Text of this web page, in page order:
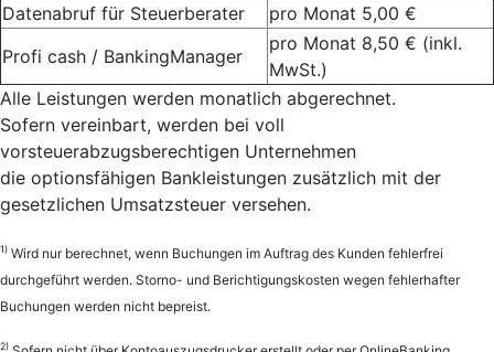
Datenabruf für Steuerberater
pro Monat 5,00 €
Profi cash / BankingManager
pro Monat 8,50 € (inkl.
MwSt.)
Alle Leistungen werden monatlich abgerechnet.
Sofern vereinbart, werden bei voll
vorsteuerabzugsberechtigen Unternehmen
die optionsfähigen Bankleistungen zusätzlich mit der
gesetzlichen Umsatzsteuer versehen.
1) Wird nur berechnet, wenn Buchungen im Auftrag des Kunden fehlerfrei
durchgeführt werden. Storno- und Berichtigungskosten wegen fehlerhafter
Buchungen werden nicht bepreist.
2)